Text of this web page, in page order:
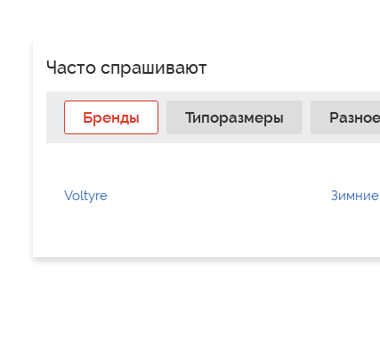
Часто спрашивают
Бренды Типоразмеры Разное
Voltyre